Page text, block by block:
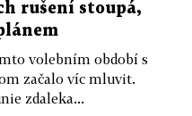
rušení stoupá,
volebním období s
začalo víc mluvit.
zdaleka...